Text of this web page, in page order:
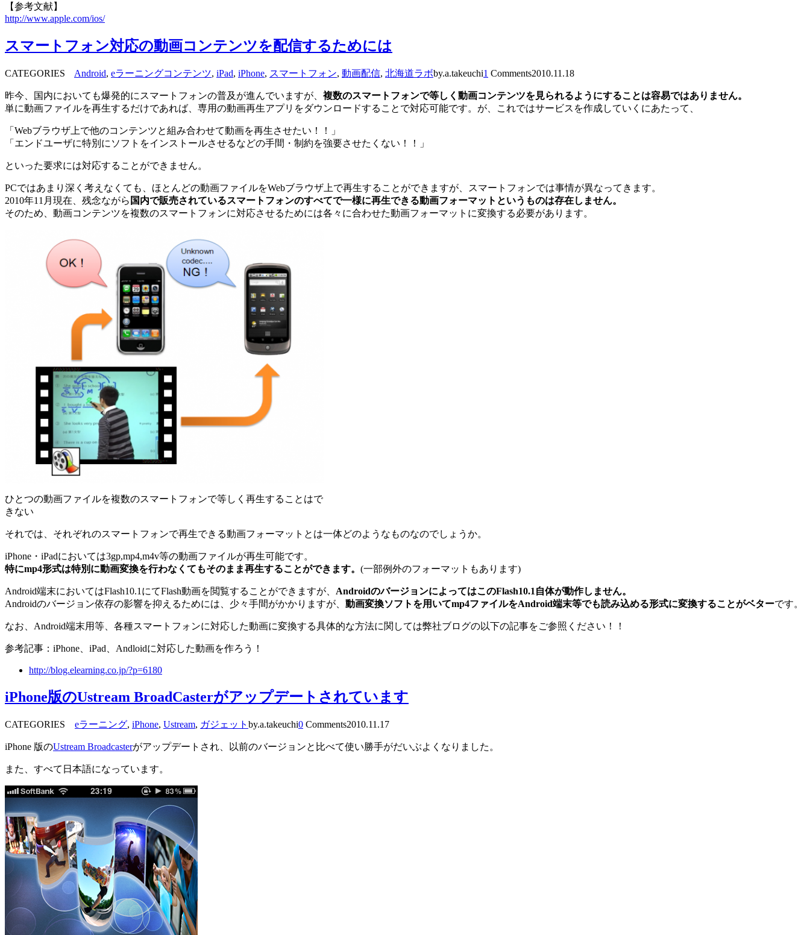
【参考文献】
http://www.apple.com/ios/
スマートフォン対応の動画コンテンツを配信するためには
CATEGORIES Android, eラーニングコンテンツ, iPad, iPhone, スマートフォン, 動画配信, 北海道ラボby.a.takeuchi1 Comments2010.11.18
昨今、国内においても爆発的にスマートフォンの普及が進んでいますが、 複数のスマートフォンで等しく動画コンテンツを見られるようにすることは容易ではありません。
単に動画ファイルを再生するだけであれば、専用の動画再生アプリをダウンロードすることで対応可能です。が、これではサービスを作成していくにあたって、
「Webブラウザ上で他のコンテンツと組み合わせて動画を再生させたい！！」
「エンドユーザに特別にソフトをインストールさせるなどの手間・制約を強要させたくない！！」
といった要求には対応することができません。
PCではあまり深く考えなくても、ほとんどの動画ファイルをWebブラウザ上で再生することができますが、スマートフォンでは事情が異なってきます。
2010年11月現在、残念ながら 国内で販売されているスマートフォンのすべてで一様に再生できる動画フォーマットというものは存在しません。
そのため、動画コンテンツを複数のスマートフォンに対応させるためには各々に合わせた動画フォーマットに変換する必要があります。
ひとつの動画ファイルを複数のスマートフォンで等しく再生することはで
きない
それでは、それぞれのスマートフォンで再生できる動画フォーマットとは一体どのようなものなのでしょうか。
iPhone・iPadにおいては3gp,mp4,m4v等の動画ファイルが再生可能です。
特にmp4形式は特別に動画変換を行わなくてもそのまま再生することができます。 (一部例外のフォーマットもあります)
Android端末においてはFlash10.1にてFlash動画を閲覧することができますが、 AndroidのバージョンによってはこのFlash10.1自体が動作しません。
Androidのバージョン依存の影響を抑えるためには、少々手間がかかりますが、 動画変換ソフトを用いてmp4ファイルをAndroid端末等でも読み込める形式に変換することがベターです。
なお、Android端末用等、各種スマートフォンに対応した動画に変換する具体的な方法に関しては弊社ブログの以下の記事をご参照ください！！
参考記事：iPhone、iPad、Andloidに対応した動画を作ろう！
http://blog.elearning.co.jp/?p=6180
iPhone版のUstream BroadCasterがアップデートされています
CATEGORIES eラーニング, iPhone, Ustream, ガジェット by.a.takeuchi0 Comments2010.11.17
iPhone 版のUstream Broadcasterがアップデートされ、以前のバージョンと比べて使い勝手がだいぶよくなりました。
また、すべて日本語になっています。